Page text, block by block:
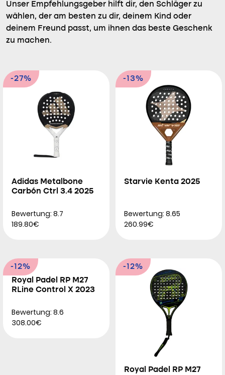
Unser Empfehlungsgeber hilft dir, den Schläger zu
wählen, der am besten zu dir, deinem Kind oder
deinem Freund passt, um ihnen das beste Geschenk
zu machen.
-27%
Adidas Metalbone
Carbón Ctrl 3.4 2025
Bewertung: 8.7
189.80€
-13%
Starvie Kenta 2025
Bewertung: 8.65
260.99€
-12%
Royal Padel RP M27
RLine Control X 2023
Bewertung: 8.6
308.00€
-12%
Royal Padel RP M27